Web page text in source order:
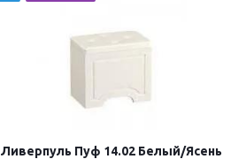
Ливерпуль Пуф 14.02 Белый/Ясень